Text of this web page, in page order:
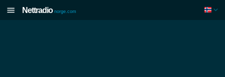
Nettradio norge.com